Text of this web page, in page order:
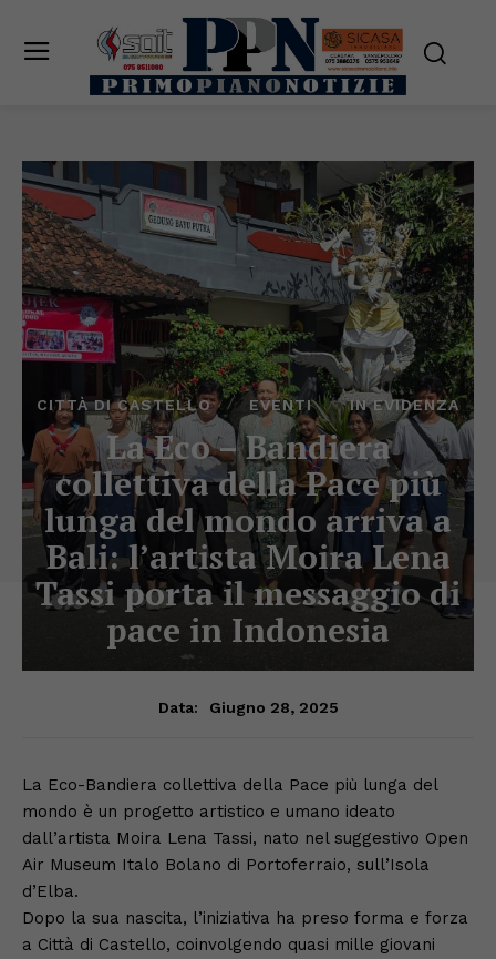
CITTÀ DI CASTELLO EVENTI IN EVIDENZA
La Eco – Bandiera
collettiva della Pace più
lunga del mondo arriva a
Bali: l’artista Moira Lena
Tassi porta il messaggio di
pace in Indonesia
Data: Giugno 28, 2025
La Eco-Bandiera collettiva della Pace più lunga del
mondo è un progetto artistico e umano ideato
dall’artista Moira Lena Tassi, nato nel suggestivo Open
Air Museum Italo Bolano di Portoferraio, sull’Isola
d’Elba.
Dopo la sua nascita, l’iniziativa ha preso forma e forza
a Città di Castello, coinvolgendo quasi mille giovani